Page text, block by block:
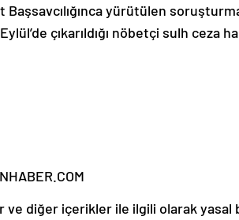
yürütülen
çıkarıldığı nöbetçi sulh ceza
ve diğer içerikler ile ilgili olarak